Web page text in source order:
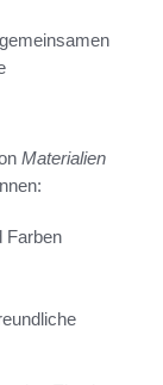
Materialien
Farben